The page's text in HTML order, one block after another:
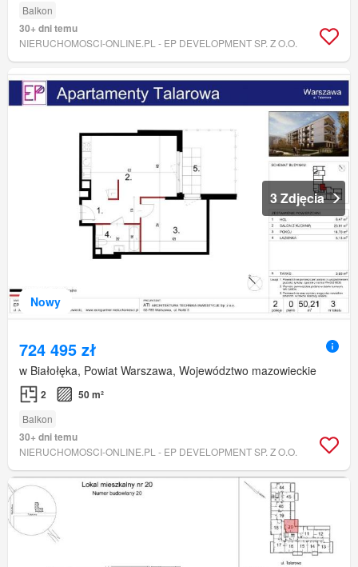
Balkon
30+ dni temu
NIERUCHOMOSCI-ONLINE.PL - EP DEVELOPMENT SP. Z O.O.
Nowy
3 Zdjęcia
724 495 zł
w Białołęka, Powiat Warszawa, Województwo mazowieckie
2 50 m²
Balkon
30+ dni temu
NIERUCHOMOSCI-ONLINE.PL - EP DEVELOPMENT SP. Z O.O.